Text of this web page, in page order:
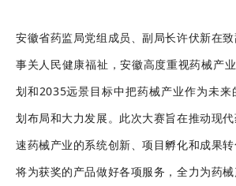
安徽省药监局党组成员、副局长许伏新在
事关人民健康福祉，安徽高度重视药械产
划和2035远景目标中把药械产业作为未来
划布局和大力发展。此次大赛旨在推动现
速药械产业的系统创新、项目孵化和成果
将为获奖的产品做好各项服务，全力为药